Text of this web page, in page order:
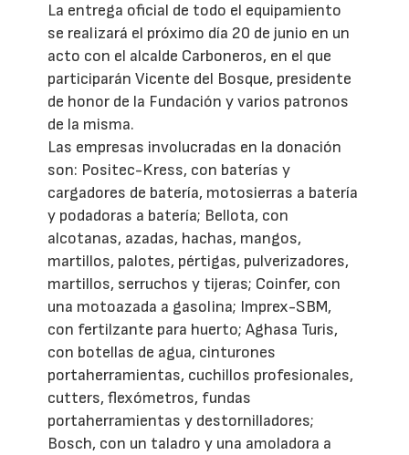
La entrega oficial de todo el equipamiento
se realizará el próximo día 20 de junio en un
acto con el alcalde Carboneros, en el que
participarán Vicente del Bosque, presidente
de honor de la Fundación y varios patronos
de la misma.
Las empresas involucradas en la donación
son: Positec-Kress, con baterías y
cargadores de batería, motosierras a batería
y podadoras a batería; Bellota, con
alcotanas, azadas, hachas, mangos,
martillos, palotes, pértigas, pulverizadores,
martillos, serruchos y tijeras; Coinfer, con
una motoazada a gasolina; Imprex-SBM,
con fertilzante para huerto; Aghasa Turis,
con botellas de agua, cinturones
portaherramientas, cuchillos profesionales,
cutters, flexómetros, fundas
portaherramientas y destornilladores;
Bosch, con un taladro y una amoladora a